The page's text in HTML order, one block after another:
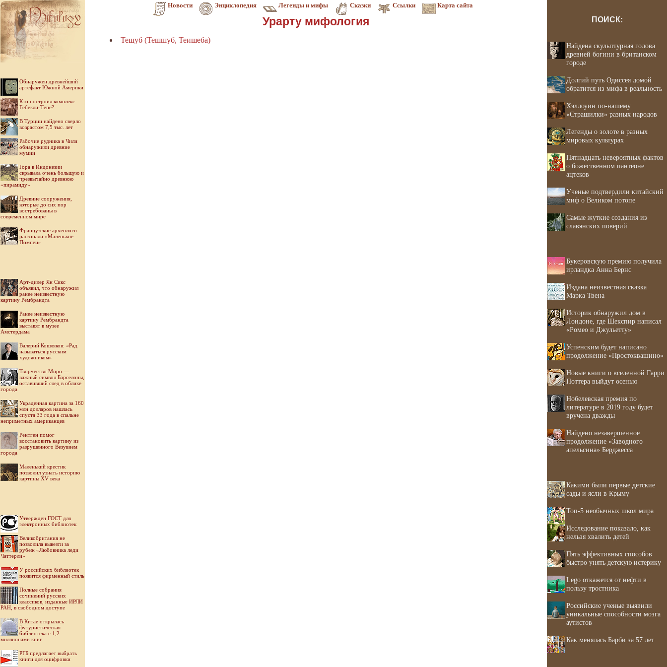
Новости Энциклопедия Легенды и мифы Сказки Ссылки Карта сайта
Обнаружен древнейший
артефакт Южной Америки
Кто построил комплекс
Гёбекли-Тепе?
В Турции найдено сверло
возрастом 7,5 тыс. лет
Рабочие рудника в Чили
обнаружили древние
мумии
Гора в Индонезии
скрывала очень большую и
чрезвычайно древнюю
«пирамиду»
Древние сооружения,
которые до сих пор
востребованы в
современном мире
Французские археологи
раскопали «Маленькие
Помпеи»
Арт-дилер Ян Сикс
объявил, что обнаружил
ранее неизвестную
картину Рембрандта
Ранее неизвестную
картину Рембрандта
выставят в музее
Амстердама
Валерий Кошляков: «Рад
называться русским
художником»
Творчество Миро —
важный символ Барселоны,
оставивший след в облике
города
Украденная картина за 160
млн долларов нашлась
спустя 33 года в спальне
неприметных американцев
Рентген помог
восстановить картину из
разрушенного Везувием
города
Маленький крестик
позволил узнать историю
картины XV века
Утвержден ГОСТ для
электронных библиотек
Великобритания не
позволила вывезти за
рубеж «Любовника леди
Чаттерли»
У российских библиотек
появится фирменный стиль
Полные собрания
сочинений русских
классиков, изданные ИРЛИ
РАН, в свободном доступе
В Китае открылась
футуристическая
библиотека с 1,2
миллионами книг
РГБ предлагает выбрать
книги для оцифровки
Урарту мифология
Тешуб (Тешшуб, Теишеба)
ПОИСК:
Найдена скульптурная голова
древней богини в британском
городе
Долгий путь Одиссея домой
обратится из мифа в реальность
Хэллоуин по-нашему
«Страшилки» разных народов
Легенды о золоте в разных
мировых культурах
Пятнадцать невероятных фактов
о божественном пантеоне
ацтеков
Ученые подтвердили китайский
миф о Великом потопе
Самые жуткие создания из
славянских поверий
Букеровскую премию получила
ирландка Анна Бернс
Издана неизвестная сказка
Марка Твена
Историк обнаружил дом в
Лондоне, где Шекспир написал
«Ромео и Джульетту»
Успенским будет написано
продолжение «Простоквашино»
Новые книги о вселенной Гарри
Поттера выйдут осенью
Нобелевская премия по
литературе в 2019 году будет
вручена дважды
Найдено незавершенное
продолжение «Заводного
апельсина» Берджесса
Какими были первые детские
сады и ясли в Крыму
Топ-5 необычных школ мира
Исследование показало, как
нельзя хвалить детей
Пять эффективных способов
быстро унять детскую истерику
Lego откажется от нефти в
пользу тростника
Российские ученые выявили
уникальные способности мозга
аутистов
Как менялась Барби за 57 лет